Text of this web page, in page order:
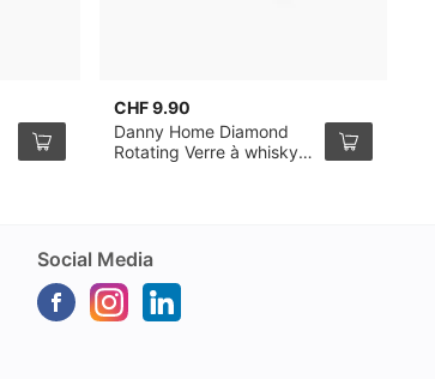
CHF 9.90
Danny Home Diamond
Rotating Verre à whisky
Social Media